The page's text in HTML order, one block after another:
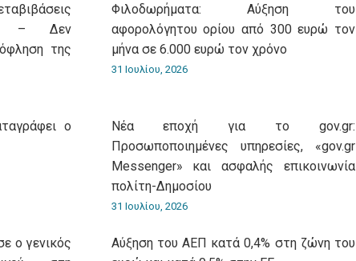
– Δεν
της
Φιλοδωρήματα: Αύξηση του
αφορολόγητου ορίου από 300 ευρώ τον
μήνα σε 6.000 ευρώ τον χρόνο
31 Ιουλίου, 2026
ο
Νέα εποχή για το gov.gr:
Προσωποποιημένες υπηρεσίες, «gov.gr
Messenger» και ασφαλής επικοινωνία
πολίτη-Δημοσίου
31 Ιουλίου, 2026
ο γενικός
Αύξηση του ΑΕΠ κατά 0,4% στη ζώνη του